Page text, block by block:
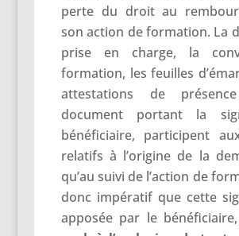
perte du droit au
son action de formation. La
prise en charge, la
formation, les feuilles
attestations de
document portant la
bénéficiaire, participent
relatifs à l’origine de la
qu’au suivi de l’action de
donc impératif que cette
apposée par le